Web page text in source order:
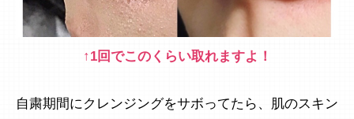
↑1回でこのくらい取れますよ！
自粛期間にクレンジングをサボってたら、肌のスキン